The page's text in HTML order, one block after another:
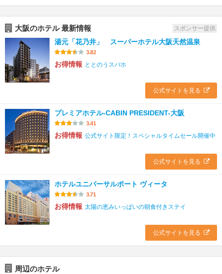
大阪のホテル 最新情報 スポンサー提供
湯元「花乃井」 スーパーホテル大阪天然温泉
3.82
お得情報 ととのうスパホ
公式サイトを見る
プレミアホテル-CABIN PRESIDENT-大阪
3.41
お得情報 公式サイト限定！スペシャルタイムセール開催中
公式サイトを見る
ホテルユニバーサルポート ヴィータ
3.71
お得情報 太陽の恵みいっぱいの朝食付きステイ
公式サイトを見る
周辺のホテル